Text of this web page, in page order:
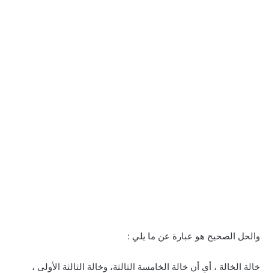
والحل الصحيح هو عبارة عن ما يلي :
خالة الخالة ، أي أن خالة الخامسة الثالثة، وخالة الثالثة الأولى ،